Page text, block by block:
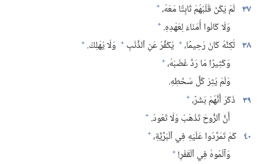
٣٧ لَمْ يَكُنْ قَلْبُهُمْ ثَابِتًا مَعَهُ،‏ +
وَلَا كَانُوا أُمَنَاءَ لِعَهْدِهِ.‏ +
٣٨ لٰكِنَّهُ كَانَ رَحِيمًا،‏ + يُكَفِّرُ عَنِ ٱلذَّنْبِ + وَلَا يُهْلِكُ.‏ +
وَكَثِيرًا مَا رَدَّ غَضَبَهُ،‏ +
وَلَمْ يُثِرْ كُلَّ سُخْطِهِ.‏
٣٩ ذَكَرَ أَنَّهُمْ بَشَرٌ،‏ +
أَنَّ ٱلرُّوحَ تَذْهَبُ وَلَا تَعُودُ.‏ +
٤٠ كَمْ تَمَرَّدُوا عَلَيْهِ فِي ٱلْبَرِّيَّةِ،‏ +
وَآلَمُوهُ فِي ٱلْقَفْرِ!‏ +